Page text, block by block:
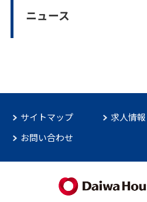
ニュース
サイトマップ
求人情報
お問い合わせ